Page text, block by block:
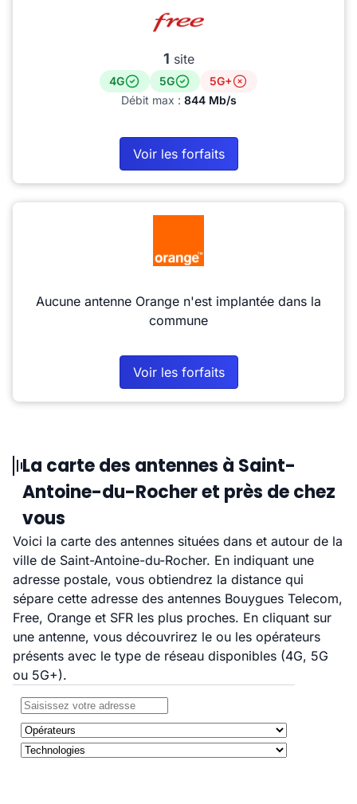
1 site
4G 5G
5G+
Débit max : 844 Mb/s
Voir les forfaits
Aucune antenne Orange n'est implantée dans la
commune
Voir les forfaits
La carte des antennes à Saint-
Antoine-du-Rocher et près de chez
vous
Voici la carte des antennes situées dans et autour de la
ville de Saint-Antoine-du-Rocher. En indiquant une
adresse postale, vous obtiendrez la distance qui
sépare cette adresse des antennes Bouygues Telecom,
Free, Orange et SFR les plus proches. En cliquant sur
une antenne, vous découvrirez le ou les opérateurs
présents avec le type de réseau disponibles (4G, 5G
ou 5G+).